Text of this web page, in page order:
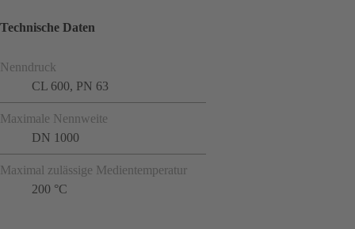
Technische Daten
Nenndruck
CL 600, PN 63
Maximale Nennweite
DN 1000
Maximal zulässige Medientemperatur
200 °C